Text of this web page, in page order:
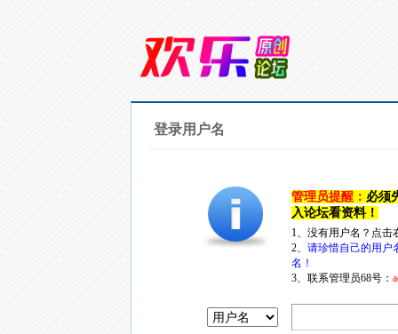
登录用户名
管理员提醒： 必须
入论坛看资料！
1、没有用户名？点
2、 请珍惜自己的用户
名！
3、联系管理员68号：